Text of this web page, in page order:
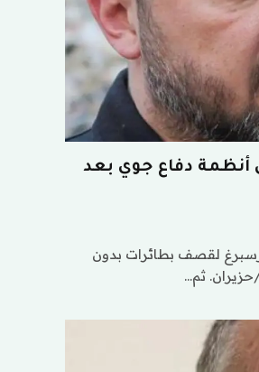
أنظمة دفاع جوي بعد
لقصف بطائرات بدون
ثم…